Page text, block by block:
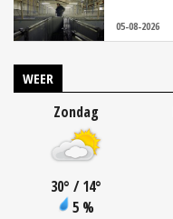
05-08-2026
WEER
Zondag
30° / 14°
5 %